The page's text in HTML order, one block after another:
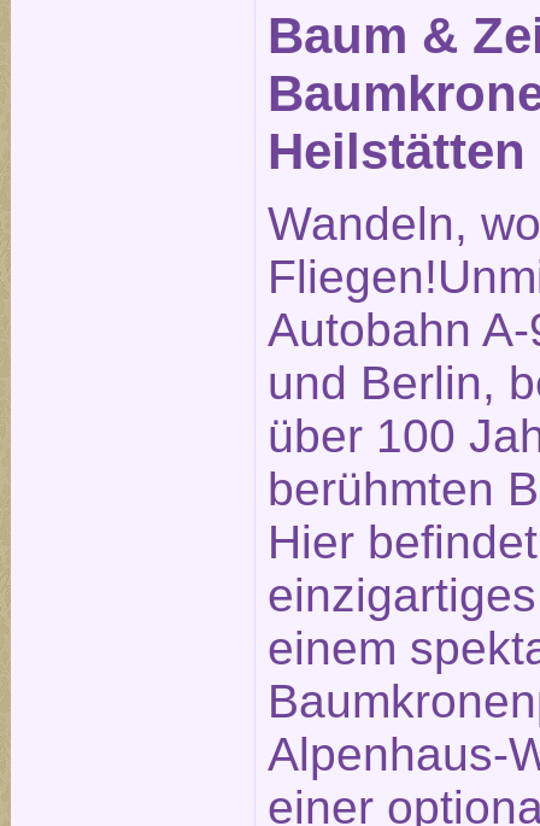
Baum &
Heilstätten
Wandeln,
Autobahn
und Berlin,
über 100
berühmten
Hier
einem
Alpenhaus-
einer